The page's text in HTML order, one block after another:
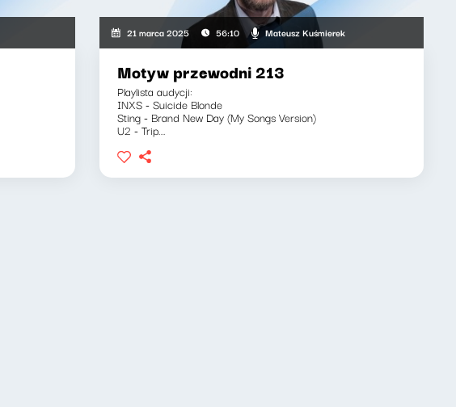
21 marca 2025 56:10 Mateusz Kuśmierek
Motyw przewodni 213
Playlista audycji:
INXS - Suicide Blonde
Sting - Brand New Day (My Songs Version)
U2 - Trip...